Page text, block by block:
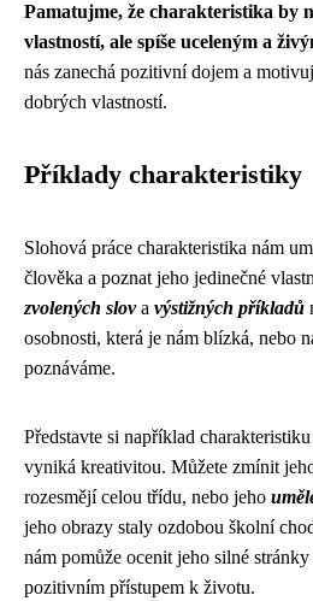
Pamatujme, že charakteristika by
vlastností, ale spíše uceleným a
nás zanechá pozitivní dojem a
dobrých vlastností.
Příklady charakteristiky
Slohová práce charakteristika nám
člověka a poznat jeho jedinečné
zvolených slova výstižných příkladů
osobnosti, která je nám blízká, nebo
poznáváme.
Představte si například
vyniká kreativitou. Můžete zmínit
rozesmějí celou třídu, nebo jeho
jeho obrazy staly ozdobou školní
nám pomůže ocenit jeho silné
pozitivním přístupem k životu.